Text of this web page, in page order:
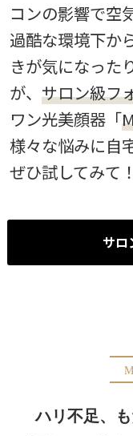
コンの影響で空
過酷な環境下か
きが気になっ
が、 サロン級フ
ワン光美顔器「
様々な悩みに自
ぜひ試してみて！
サロ
ハリ不足、